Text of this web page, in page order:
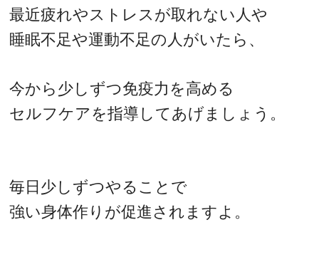
最近疲れやストレスが取れない人や
睡眠不足や運動不足の人がいたら、
今から少しずつ免疫力を高める
セルフケアを指導してあげましょう。
毎日少しずつやることで
強い身体作りが促進されますよ。